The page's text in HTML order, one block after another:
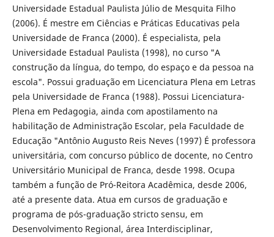
Universidade Estadual Paulista Júlio de Mesquita Filho
(2006). É mestre em Ciências e Práticas Educativas pela
Universidade de Franca (2000). É especialista, pela
Universidade Estadual Paulista (1998), no curso "A
construção da língua, do tempo, do espaço e da pessoa na
escola". Possui graduação em Licenciatura Plena em Letras
pela Universidade de Franca (1988). Possui Licenciatura-
Plena em Pedagogia, ainda com apostilamento na
habilitação de Administração Escolar, pela Faculdade de
Educação "Antônio Augusto Reis Neves (1997) É professora
universitária, com concurso público de docente, no Centro
Universitário Municipal de Franca, desde 1998. Ocupa
também a função de Pró-Reitora Acadêmica, desde 2006,
até a presente data. Atua em cursos de graduação e
programa de pós-graduação stricto sensu, em
Desenvolvimento Regional, área Interdisciplinar,